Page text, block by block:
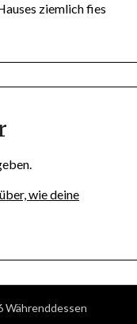
ziemlich fies
wie deine
Währenddessen